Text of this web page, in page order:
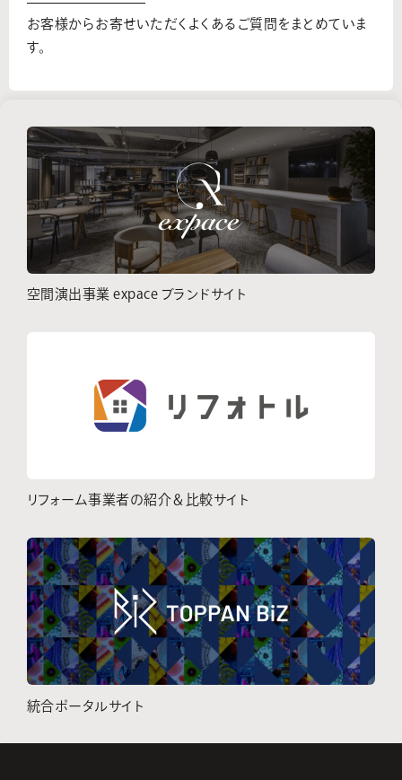
お客様からお寄せいただくよくあるご質問をまとめていま
す。
空間演出事業 expace ブランドサイト
リフォーム事業者の紹介＆比較サイト
統合ポータルサイト